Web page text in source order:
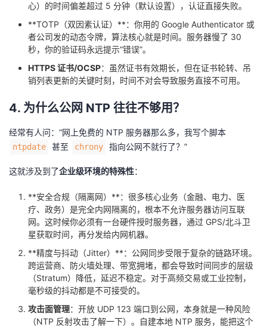
证
实
验
的
收
藏
持
建
议
心）的时间偏差超过 5 分钟（默认设置），认证直接失败。
​**TOTP（双因素认证）**​：你用的 Google Authenticator 或
者公司发的动态令牌，算法核心就是时间。服务器慢了 30
秒，你的验证码永远提示“错误”。
HTTPS 证书/OCSP​：虽然证书有效期长，但在证书轮转、吊
销列表更新的关键时刻，时间不对会导致服务直接不可用。
4. 为什么公网 NTP 往往不够用？
经常有人问：“网上免费的 NTP 服务器那么多，我写个脚本
ntpdate 甚至 chrony 指向公网不就行了？”
这就涉及到了​企业级环境的特殊性​：
​**安全合规（隔离网）**​：很多核心业务（金融、电力、医
疗、政务）是完全内网隔离的，根本不允许服务器访问互联
网。这时候你必须有一台硬件授时服务器，通过 GPS/北斗卫
星获取时间，再分发给内网机器。
​**精度与抖动（Jitter）**​：公网同步受限于复杂的链路环境。
跨运营商、防火墙处理、带宽拥堵，都会导致时间同步的层级
（Stratum）降低，延迟不稳定。对于高频交易或工业控制，
毫秒级的抖动都是不可接受的。
攻击面管理​：开放 UDP 123 端口到公网，本身就是一种风险
（NTP 反射攻击了解一下）。自建本地 NTP 服务，能把这个